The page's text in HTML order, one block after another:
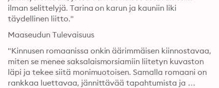
ilman selittelyjä. Tarina on karun ja kauniin liki
täydellinen liitto."
Maaseudun Tulevaisuus
"Kinnusen romaanissa onkin äärimmäisen kiinnostavaa,
miten se menee saksalaismorsiamiin liitetyn kuvaston
läpi ja tekee siitä monimuotoisen. Samalla romaani on
rankkaa luettavaa, jännittävää tapahtumista ja